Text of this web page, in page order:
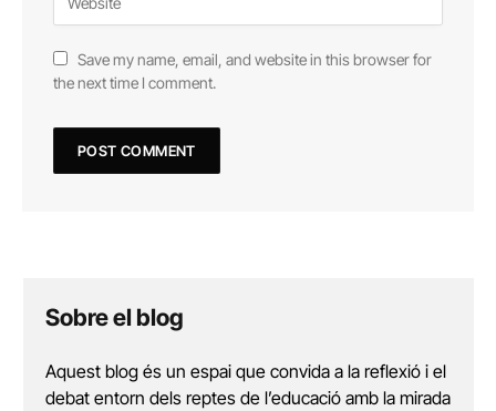
Save my name, email, and website in this browser for
the next time I comment.
Sobre el blog
Aquest blog és un espai que convida a la reflexió i el
debat entorn dels reptes de l’educació amb la mirada